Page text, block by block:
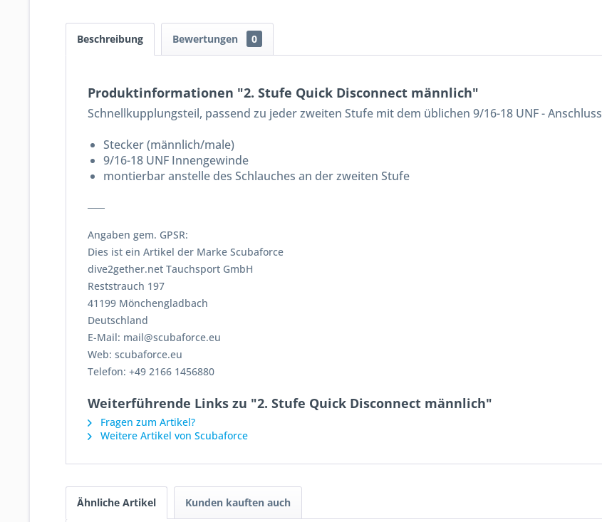
Beschreibung Bewertungen 0
Produktinformationen "2. Stufe Quick Disconnect männlich"
Schnellkupplungsteil, passend zu jeder zweiten Stufe mit dem üblichen 9/16-18 UNF - Anschluss
Stecker (männlich/male)
9/16-18 UNF Innengewinde
montierbar anstelle des Schlauches an der zweiten Stufe
Angaben gem. GPSR:
Dies ist ein Artikel der Marke Scubaforce
dive2gether.net Tauchsport GmbH
Reststrauch 197
41199 Mönchengladbach
Deutschland
E-Mail: mail@scubaforce.eu
Web: scubaforce.eu
Telefon: +49 2166 1456880
Weiterführende Links zu "2. Stufe Quick Disconnect männlich"
Fragen zum Artikel?
Weitere Artikel von Scubaforce
Ähnliche Artikel Kunden kauften auch